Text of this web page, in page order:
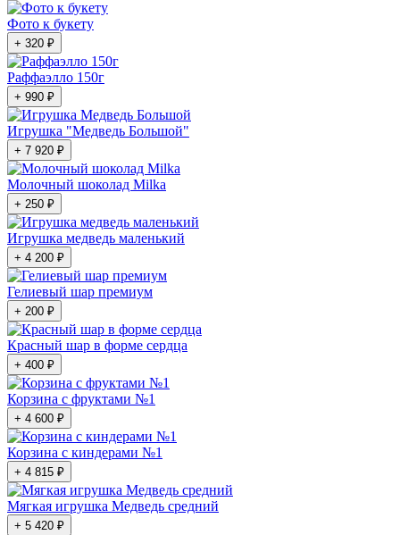
Фото к букету
+ 320 ₽
Раффаэлло 150г
+ 990 ₽
Игрушка "Медведь Большой"
+ 7 920 ₽
Молочный шоколад Milka
+ 250 ₽
Игрушка медведь маленький
+ 4 200 ₽
Гелиевый шар премиум
+ 200 ₽
Красный шар в форме сердца
+ 400 ₽
Корзина с фруктами №1
+ 4 600 ₽
Корзина с киндерами №1
+ 4 815 ₽
Мягкая игрушка Медведь средний
+ 5 420 ₽